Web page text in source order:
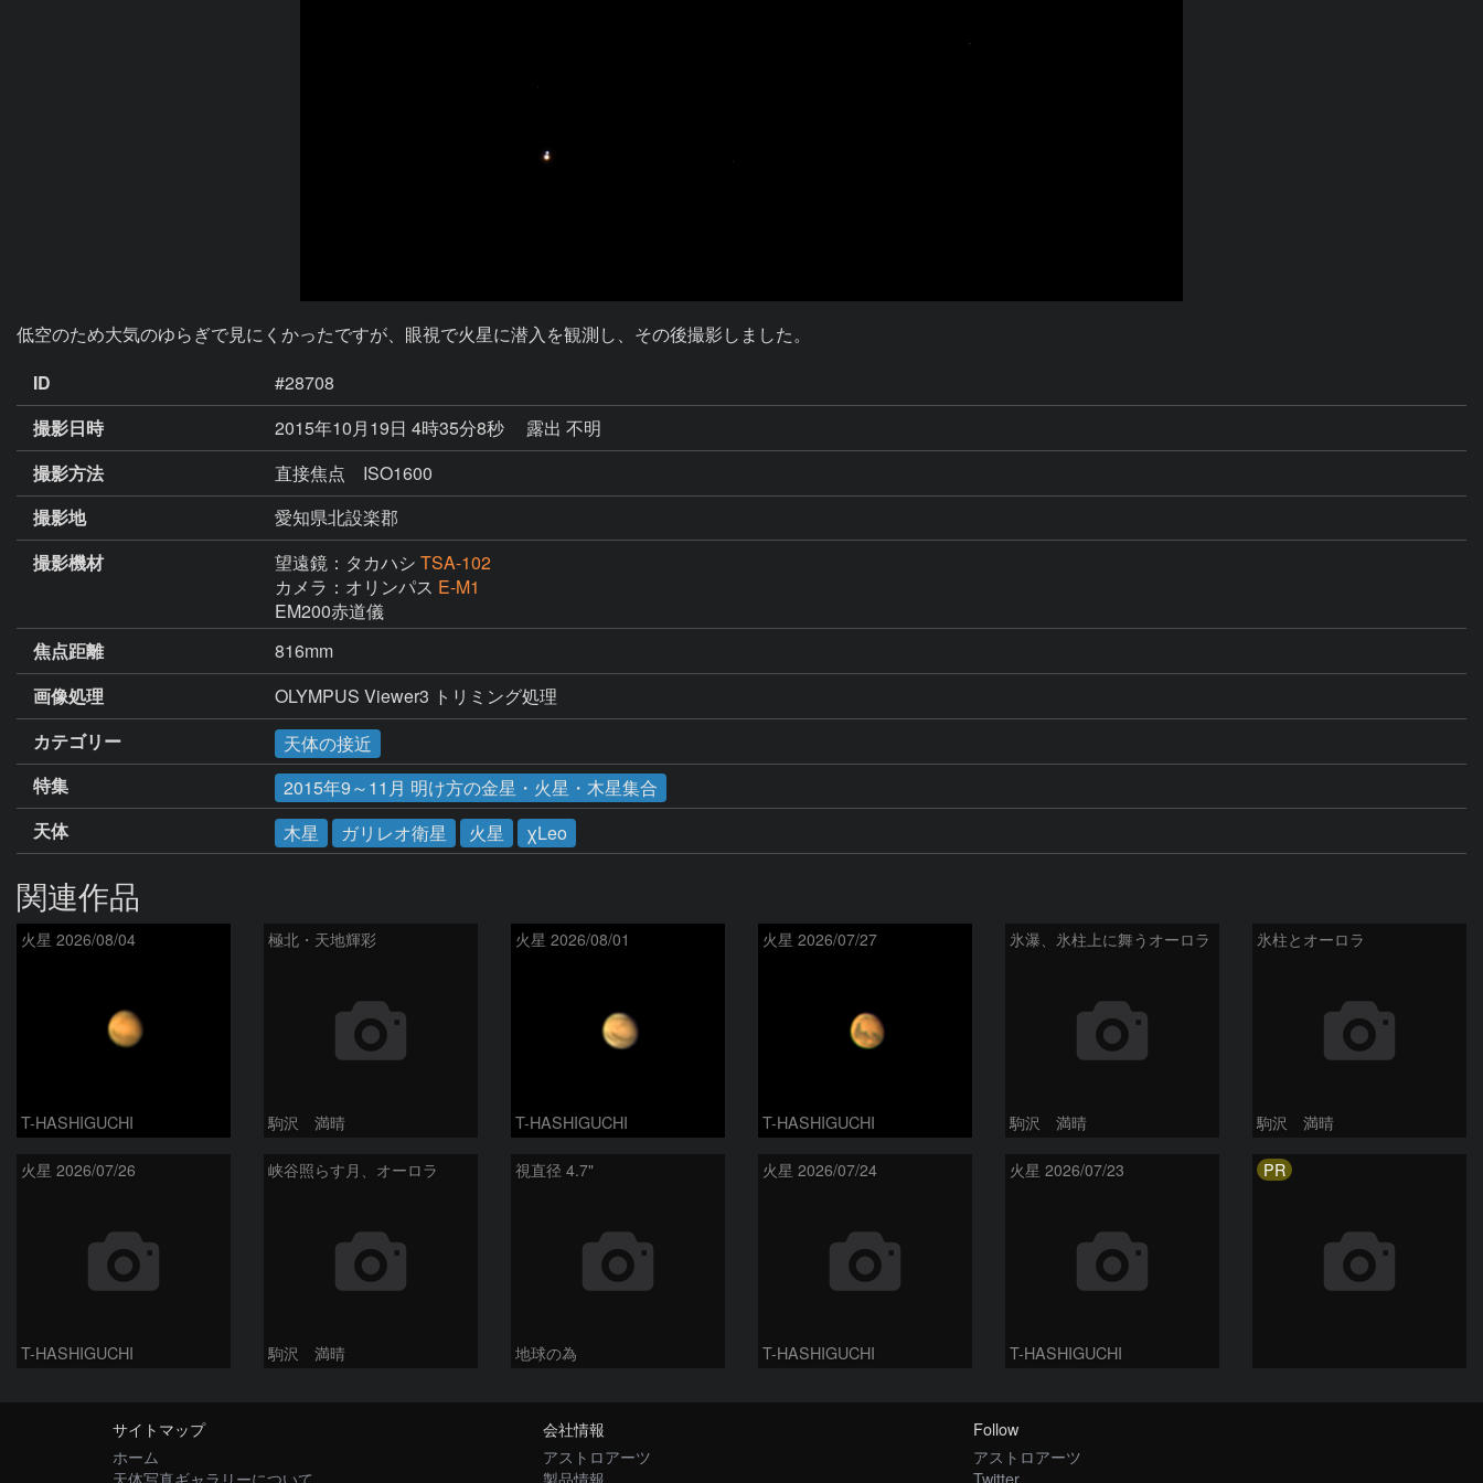
低空のため大気のゆらぎで見にくかったですが、眼視で火星に潜入を観測し、その後撮影しました。
ID
#28708
撮影日時
2015年10月19日 4時35分8秒
露出 不明
撮影方法
直接焦点 ISO1600
撮影地
愛知県北設楽郡
撮影機材
望遠鏡：タカハシ TSA-102
カメラ：オリンパス E-M1
EM200赤道儀
焦点距離
816mm
画像処理
OLYMPUS Viewer3 トリミング処理
カテゴリー
天体の接近
特集
2015年9～11月 明け方の金星・火星・木星集合
天体
木星 ガリレオ衛星 火星 χLeo
関連作品
火星 2026/08/04
T-HASHIGUCHI
極北・天地輝彩
駒沢 満晴
火星 2026/08/01
T-HASHIGUCHI
火星 2026/07/27
T-HASHIGUCHI
氷瀑、氷柱上に舞うオーロラ
駒沢 満晴
氷柱とオーロラ
駒沢 満晴
火星 2026/07/26
T-HASHIGUCHI
峡谷照らす月、オーロラ
駒沢 満晴
視直径 4.7"
地球の為
火星 2026/07/24
T-HASHIGUCHI
火星 2026/07/23
T-HASHIGUCHI
PR
サイトマップ
ホーム
天体写真ギャラリーについて
会社情報
アストロアーツ
製品情報
Follow
アストロアーツ
Twitter